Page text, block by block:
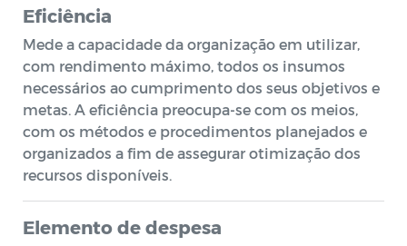
Eficiência
Mede a capacidade da organização em utilizar,
com rendimento máximo, todos os insumos
necessários ao cumprimento dos seus objetivos e
metas. A eficiência preocupa-se com os meios,
com os métodos e procedimentos planejados e
organizados a fim de assegurar otimização dos
recursos disponíveis.
Elemento de despesa